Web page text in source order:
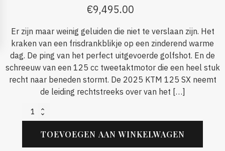
€9,495.00
Er zijn maar weinig geluiden die niet te verslaan zijn. Het
kraken van een frisdrankblikje op een zinderend warme
dag. De ping van het perfect uitgevoerde golfshot. En de
schreeuw van een 125 cc tweetaktmotor die een heel stuk
recht naar beneden stormt. De 2025 KTM 125 SX neemt
de leiding rechtstreeks over van het […]
2025
KTM
aantal
TOEVOEGEN AAN WINKELWAGEN